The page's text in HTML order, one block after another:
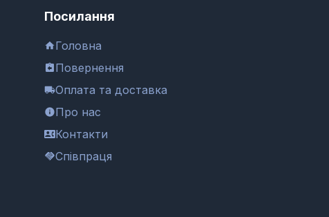
Посилання
Головна
Повернення
Оплата та доставка
Про нас
Контакти
Співпраця